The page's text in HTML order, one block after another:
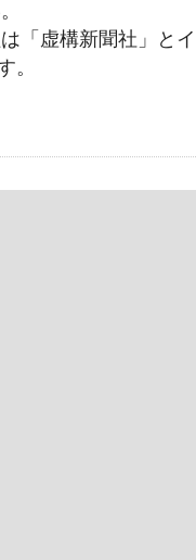
「虚構新聞社」と
。